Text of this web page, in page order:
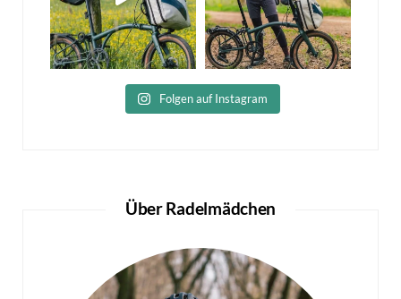
Folgen auf Instagram
Über Radelmädchen